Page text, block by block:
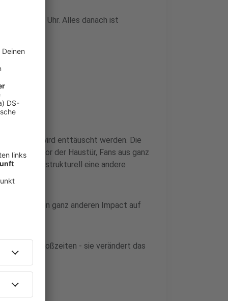
19 und 22 Uhr. Alles danach ist
hofft, wird enttäuscht werden. Die
Spiele vor der Haustür, Fans aus ganz
WM ist strukturell eine andere
hatte einen ganz anderen Impact auf
nur die Anstoßzeiten - sie verändert das